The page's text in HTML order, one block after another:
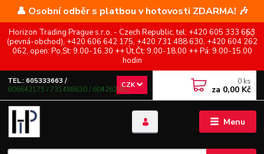
👤 Osobní odběr s platbou v hotovosti ZDARMA! 🎶
Horizon Trading Prague s.r.o. - Czech Republic, tel: +420 605 333 663
(pevná-obchod), +420 606 642 175, +420 731 488 630, +420 604 262
062, open: Po,St: 9.00-16.30 ++ Út,Čt: 9.00-18.00 ++ Pá: 9.00-15.00
hodin
Menu
CZK
TEL.: 605333663 /
606642175 / 731488630 / 604262062
0 ks
za 0,00 Kč